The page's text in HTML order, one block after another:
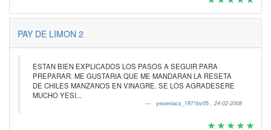
PAY DE LIMON 2
ESTAN BIEN EXPLICADOS LOS PASOS A SEGUIR PARA
PREPARAR. ME GUSTARIA QUE ME MANDARAN LA RESETA
DE CHILES MANZANOS EN VINAGRE. SE LOS AGRADESERE
MUCHO YESI...
yeseniacs_1971bv05 , 24-02-2008